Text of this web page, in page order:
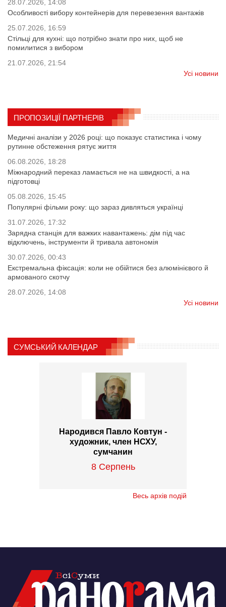
28.07.2026, 14:08
Особливості вибору контейнерів для перевезення вантажів
25.07.2026, 16:59
Стільці для кухні: що потрібно знати про них, щоб не
помилитися з вибором
21.07.2026, 21:54
Усі новини
ПРОПОЗИЦІЇ ПАРТНЕРІВ
Медичні аналізи у 2026 році: що показує статистика і чому
рутинне обстеження рятує життя
06.08.2026, 18:28
Міжнародний переказ ламається не на швидкості, а на
підготовці
05.08.2026, 15:45
Популярні фільми року: що зараз дивляться українці
31.07.2026, 17:32
Зарядна станція для важких навантажень: дім під час
відключень, інструменти й тривала автономія
30.07.2026, 00:43
Екстремальна фіксація: коли не обійтися без алюмінієвого й
армованого скотчу
28.07.2026, 14:08
Усі новини
СУМСЬКИЙ КАЛЕНДАР
Народився Павло Ковтун -
художник, член НСХУ,
сумчанин
8 Серпень
Весь архів подій